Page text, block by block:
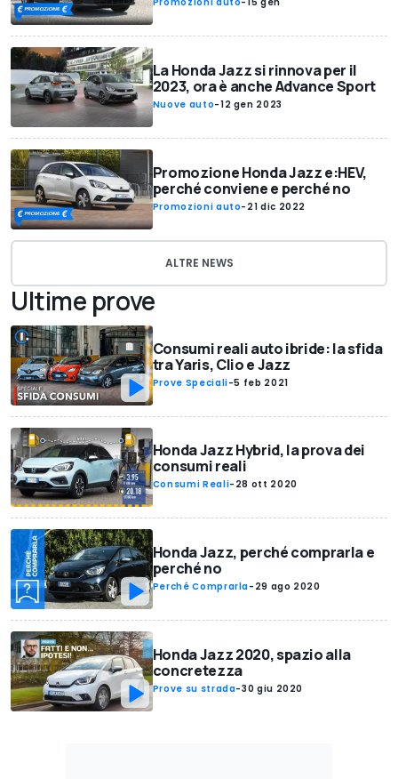
La Honda Jazz si rinnova per il
2023, ora è anche Advance Sport
Nuove auto-12 gen 2023
Promozione Honda Jazz e:HEV,
perché conviene e perché no
Promozioni auto- 21 dic 2022
ALTRE NEWS
Ultime prove
Consumi reali auto ibride: la sfida
tra Yaris, Clio e Jazz
Prove Speciali-5 feb 2021
Honda Jazz Hybrid, la prova dei
consumi reali
Consumi Reali- 28 ott 2020
Honda Jazz, perché comprarla e
perché no
Perché Comprarla- 29 ago 2020
Honda Jazz 2020, spazio alla
concretezza
Prove su strada-30 giu 2020